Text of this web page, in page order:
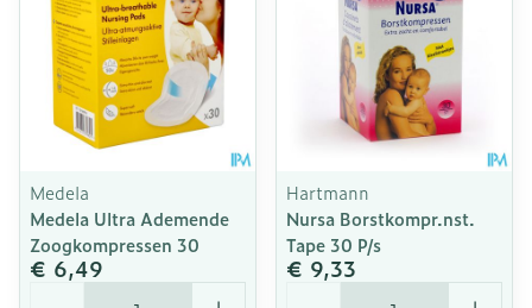
Medela
Medela Ultra Ademende
Zoogkompressen 30
€ 6,49
Hartmann
Nursa Borstkompr.nst.
Tape 30 P/s
€ 9,33